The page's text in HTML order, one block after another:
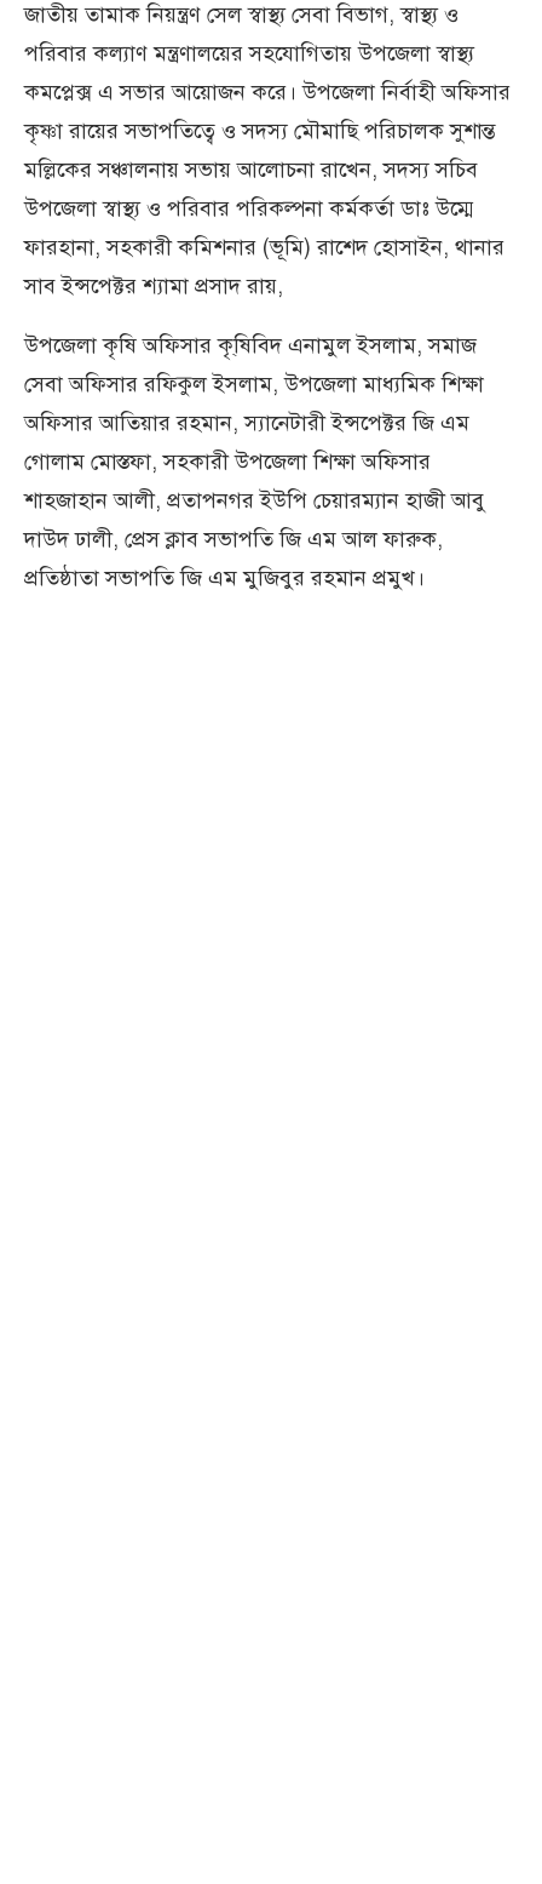
জাতীয় তামাক নিয়ন্ত্রণ সেল স্বাস্থ্য সেবা বিভাগ, স্বাস্থ্য ও
পরিবার কল্যাণ মন্ত্রণালয়ের সহযোগিতায় উপজেলা স্বাস্থ্য
কমপ্লেক্স এ সভার আয়োজন করে। উপজেলা নির্বাহী অফিসার
কৃষ্ণা রায়ের সভাপতিত্বে ও সদস্য মৌমাছি পরিচালক সুশান্ত
মল্লিকের সঞ্চালনায় সভায় আলোচনা রাখেন, সদস্য সচিব
উপজেলা স্বাস্থ্য ও পরিবার পরিকল্পনা কর্মকর্তা ডাঃ উম্মে
ফারহানা, সহকারী কমিশনার (ভূমি) রাশেদ হোসাইন, থানার
সাব ইন্সপেক্টর শ্যামা প্রসাদ রায়,
উপজেলা কৃষি অফিসার কৃ্ষিবিদ এনামুল ইসলাম, সমাজ
সেবা অফিসার রফিকুল ইসলাম, উপজেলা মাধ্যমিক শিক্ষা
অফিসার আতিয়ার রহমান, স্যানেটারী ইন্সপেক্টর জি এম
গোলাম মোস্তফা, সহকারী উপজেলা শিক্ষা অফিসার
শাহজাহান আলী, প্রতাপনগর ইউপি চেয়ারম্যান হাজী আবু
দাউদ ঢালী, প্রেস ক্লাব সভাপতি জি এম আল ফারুক,
প্রতিষ্ঠাতা সভাপতি জি এম মুজিবুর রহমান প্রমুখ।